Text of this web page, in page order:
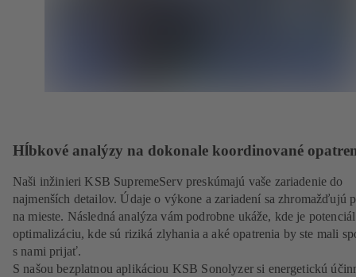
Hĺbkové analýzy na dokonale koordinované
Naši inžinieri KSB SupremeServ preskúmajú vaše zariadenie do
najmenších detailov. Údaje o výkone a zariadení sa zhromažďujú
na mieste. Následná analýza vám podrobne ukáže, kde je
optimalizáciu, kde sú riziká zlyhania a aké opatrenia by ste mali
s nami prijať.
S našou bezplatnou aplikáciou KSB Sonolyzer si energetickú